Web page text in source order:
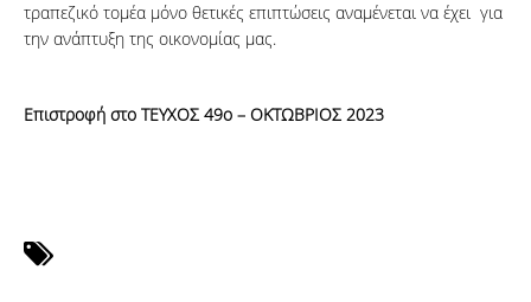
τραπεζικό τομέα μόνο θετικές επιπτώσεις αναμένεται να έχει για
την ανάπτυξη της οικονομίας μας.
Επιστροφή στο ΤΕΥΧΟΣ 49ο – ΟΚΤΩΒΡΙΟΣ 2023